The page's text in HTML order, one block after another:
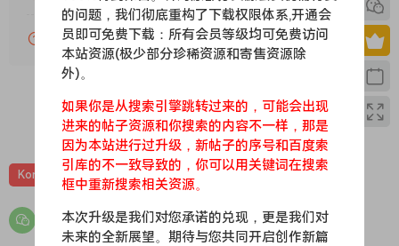
The Sound of Love Lost is a sound like no other. A pitched,
synth/guitar hybrid that plays like an organ: utilising
digital and analogue processing to create an effortlessly
huge and harmonically encompassing field of force.
It features in the climax of the song ‘Love Lost’ by Isamaya
Ffrench and Sam Thomas, as well as across their album
‘Mantle’ and Sam Thomas’ other work. It started life as the
dirtiest bass sound that kept creeping further and further
up the fretboard. It’s been tweaked and refined by Sam
over nearly two decades and has now been meticulously
sampled (13 times per note and across a full 88 keys/7
VIP会员剩余时间查询？
0 0
Kontakt 吉他贝斯 音效特殊
的问题，我们彻底重构了下载权限体系,开通会
员即可免费下载：所有会员等级均可免费访问
本站资源(极少部分珍稀资源和寄售资源除
外)。
如果你是从搜索引擎跳转过来的，可能会出现
进来的帖子资源和你搜索的内容不一样，那是
因为本站进行过升级，新帖子的序号和百度索
引库的不一致导致的，你可以用关键词在搜索
框中重新搜索相关资源。
本次升级是我们对您承诺的兑现，更是我们对
未来的全新展望。期待与您共同开启创作新篇